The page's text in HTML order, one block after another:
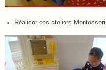
Réaliser des ateliers